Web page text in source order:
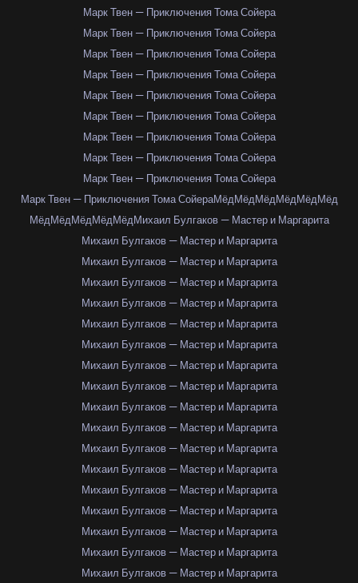
Марк Твен — Приключения Тома Сойера
Марк Твен — Приключения Тома Сойера
Марк Твен — Приключения Тома Сойера
Марк Твен — Приключения Тома Сойера
Марк Твен — Приключения Тома Сойера
Марк Твен — Приключения Тома Сойера
Марк Твен — Приключения Тома Сойера
Марк Твен — Приключения Тома Сойера
Марк Твен — Приключения Тома Сойера
Марк Твен — Приключения Тома СойераМёдМёдМёдМёдМёдМёд
МёдМёдМёдМёдМёдМихаил Булгаков — Мастер и Маргарита
Михаил Булгаков — Мастер и Маргарита
Михаил Булгаков — Мастер и Маргарита
Михаил Булгаков — Мастер и Маргарита
Михаил Булгаков — Мастер и Маргарита
Михаил Булгаков — Мастер и Маргарита
Михаил Булгаков — Мастер и Маргарита
Михаил Булгаков — Мастер и Маргарита
Михаил Булгаков — Мастер и Маргарита
Михаил Булгаков — Мастер и Маргарита
Михаил Булгаков — Мастер и Маргарита
Михаил Булгаков — Мастер и Маргарита
Михаил Булгаков — Мастер и Маргарита
Михаил Булгаков — Мастер и Маргарита
Михаил Булгаков — Мастер и Маргарита
Михаил Булгаков — Мастер и Маргарита
Михаил Булгаков — Мастер и Маргарита
Михаил Булгаков — Мастер и Маргарита